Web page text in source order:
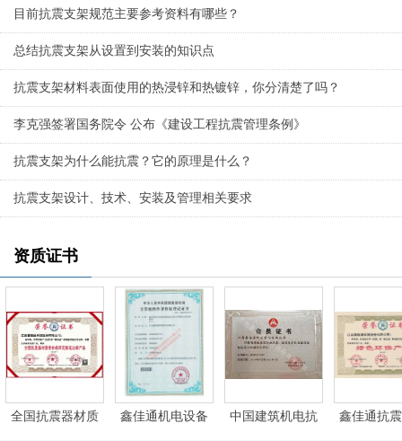
目前抗震支架规范主要参考资料有哪些？
总结​​​抗震支架从设置到安装的知识点
抗震支架材料表面使用的热浸锌和热镀锌，你分清楚了吗？
李克强签署国务院令 公布《建设工程抗震管理条例》
抗震支架为什么能抗震？它的原理是什么？
抗震支架设计、技术、安装及管理相关要求
资质证书
全国抗震器材质
鑫佳通机电设备
中国建筑机电抗
鑫佳通抗